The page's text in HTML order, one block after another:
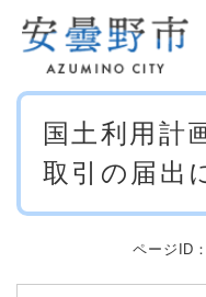
メニ
本
国土利用計
取引の届出
ページID